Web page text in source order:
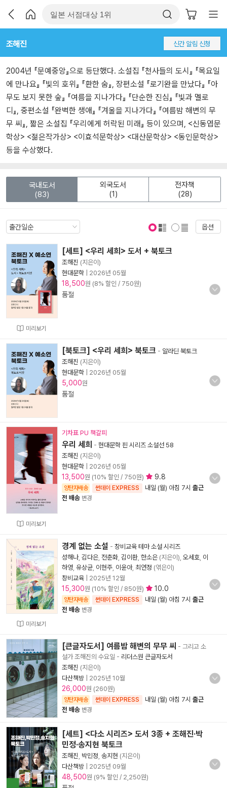
조해진 신간 알림 신청
2004년 『문예중앙』으로 등단했다. 소설집 『천사들의 도시』 『목요일
에 만나요』 『빛의 호위』 『환한 숨』, 장편소설 『로기완을 만났다』 『아
무도 보지 못한 숲』 『여름을 지나가다』 『단순한 진심』 『빛과 멜로
디』, 중편소설 『완벽한 생애』 『겨울을 지나가다』 『여름밤 해변의 무
무 씨』, 짧은 소설집 『우리에게 허락된 미래』 등이 있으며, <신동엽문
학상> <젊은작가상> <이효석문학상> <대산문학상> <동인문학상>
등을 수상했다.
국내도서
(83)
외국도서
(1)
전자책
(28)
옵션
미리보기
[세트] <우리 세희> 도서 + 북토크
조해진 (지은이)
현대문학
2026년 05월
18,500원 (8% 할인 / 750원)
품절
[북토크] <우리 세희> 북토크 - 알라딘 북토크
조해진 (지은이)
현대문학
2026년 05월
5,000원
품절
미리보기
기차표 PU 책갈피
우리 세희 - 현대문학 핀 시리즈 소설선 58
조해진 (지은이)
현대문학
2026년 05월
13,500원 (10% 할인 / 750원) 9.8
양탄자배송 썬데이 EXPRESS 내일 (월) 아침 7시 출근
전 배송 변경
미리보기
경계 없는 소설 - 창비교육 테마 소설 시리즈
성해나, 김다은 전춘화 김이환 한소은 (지은이), 오세호 이
하영 유상균 이현주 이윤아, 최연정 (엮은이)
창비교육
2025년 12월
15,300원 (10% 할인 / 850원) 10.0
양탄자배송 썬데이 EXPRESS 내일 (월) 아침 7시 출근
전 배송 변경
[큰글자도서] 여름밤 해변의 무무 씨 - 그리고 소
설가 조해진의 수요일 - 리더스원 큰글자도서
조해진 (지은이)
다산책방
2025년 10월
26,000원 (260원)
양탄자배송 썬데이 EXPRESS 내일 (월) 아침 7시 출근
전 배송 변경
[세트] <다소 시리즈> 도서 3종 + 조해진·박
민정·송지현 북토크
조해진 박민정 송지현 (지은이)
다산책방
2025년 09월
48,500원 (9% 할인 / 2,250원)